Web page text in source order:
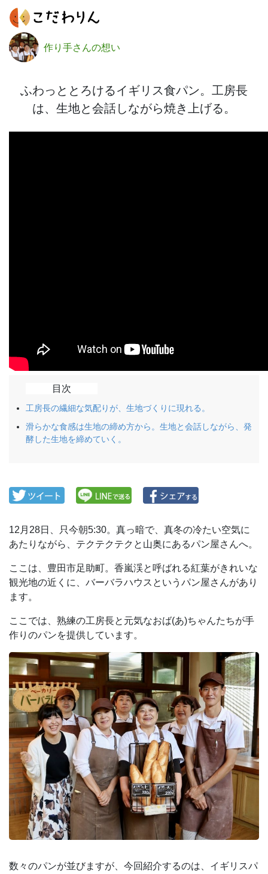
作り手さんの想い
ふわっととろけるイギリス食パン。工房長
は、生地と会話しながら焼き上げる。
目次
工房長の繊細な気配りが、生地づくりに現れる。
滑らかな食感は生地の締め方から。生地と会話しながら、発
酵した生地を締めていく。
12月28日、只今朝5:30。真っ暗で、真冬の冷たい空気に
あたりながら、テクテクテクと山奥にあるパン屋さんへ。
ここは、豊田市足助町。香嵐渓と呼ばれる紅葉がきれいな
観光地の近くに、バーバラハウスというパン屋さんがあり
ます。
ここでは、熟練の工房長と元気なおば(あ)ちゃんたちが手
作りのパンを提供しています。
数々のパンが並びますが、今回紹介するのは、イギリスパ